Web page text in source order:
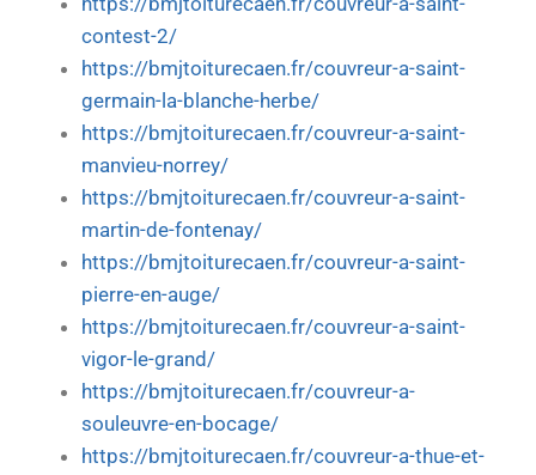
contest-2/
https://bmjtoiturecaen.fr/couvreur-a-saint-
germain-la-blanche-herbe/
https://bmjtoiturecaen.fr/couvreur-a-saint-
manvieu-norrey/
https://bmjtoiturecaen.fr/couvreur-a-saint-
martin-de-fontenay/
https://bmjtoiturecaen.fr/couvreur-a-saint-
pierre-en-auge/
https://bmjtoiturecaen.fr/couvreur-a-saint-
vigor-le-grand/
https://bmjtoiturecaen.fr/couvreur-a-
souleuvre-en-bocage/
https://bmjtoiturecaen.fr/couvreur-a-thue-et-